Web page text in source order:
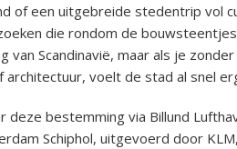
of een uitgebreide stedentrip vol
die rondom de
Scandinavië, maar als je
voelt de stad al snel
deze bestemming via Billund
Schiphol, uitgevoerd door